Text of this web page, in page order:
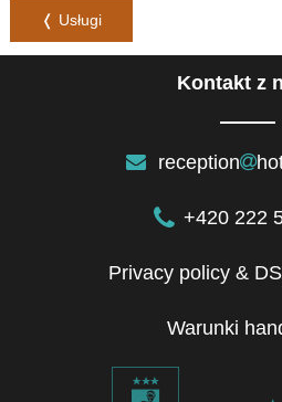
❬ Usługi
Kontakt z
reception
+420 222
Privacy policy &
Warunki